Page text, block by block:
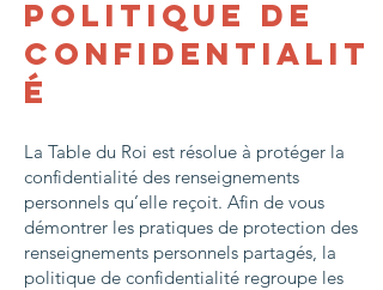
Politique de
confidentialit
é
La Table du Roi est résolue à protéger la
confidentialité des renseignements
personnels qu’elle reçoit. Afin de vous
démontrer les pratiques de protection des
renseignements personnels partagés, la
politique de confidentialité regroupe les